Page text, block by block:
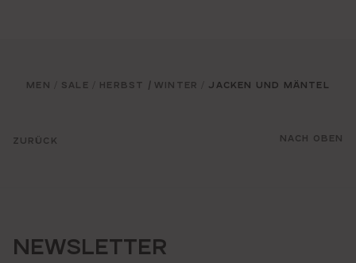
ZURÜCK
MEN SALE HERBST / WINTER JACKEN UND MÄNTEL
NACH OBEN
NEWSLETTER